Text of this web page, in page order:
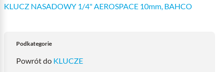
KLUCZ NASADOWY 1/4" AEROSPACE 10mm, BAHCO
Podkategorie
Powrót do KLUCZE